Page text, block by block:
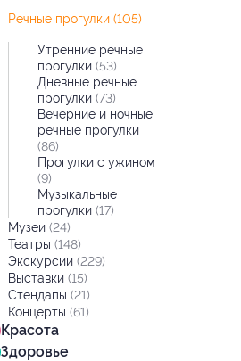
Музеи (24)
Театры (148)
Экскурсии (229)
Речные прогулки (105)
Утренние речные
прогулки (53)
Дневные речные
прогулки (73)
Вечерние и ночные
речные прогулки
(86)
Прогулки с ужином
(9)
Музыкальные
прогулки (17)
Выставки (15)
Стендапы (21)
Концерты (61)
Красота
Здоровье